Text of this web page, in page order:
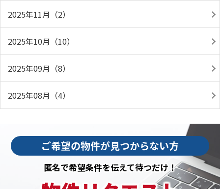
2025年11月（2）
2025年10月（10）
2025年09月（8）
2025年08月（4）
ご希望の物件が見つからない方
匿名で希望条件を伝えて待つだけ！